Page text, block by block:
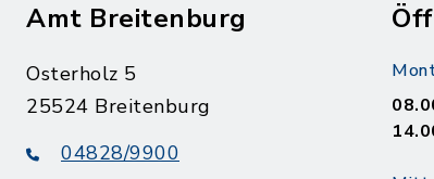
Amt Breitenburg
Osterholz 5
25524 Breitenburg
04828/9900